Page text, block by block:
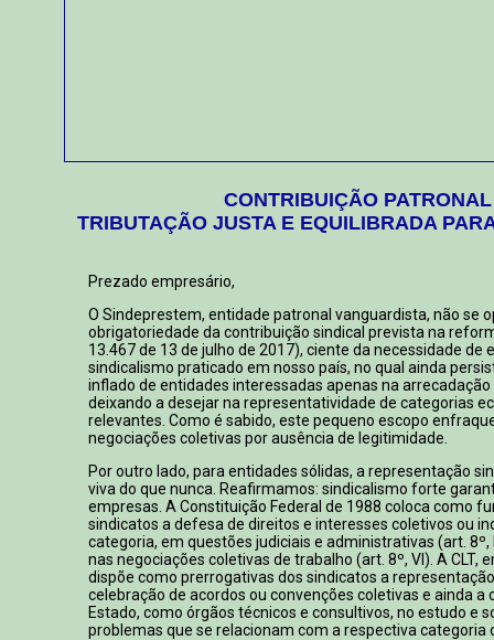
CONTRIBUIÇÃO PATRONAL
TRIBUTAÇÃO JUSTA E EQUILIBRADA
Prezado empresário,
O Sindeprestem, entidade patronal vanguardista, não se
obrigatoriedade da contribuição sindical prevista na
13.467 de 13 de julho de 2017), ciente da necessidade de
sindicalismo praticado em nosso país, no qual ainda
inflado de entidades interessadas apenas na arrecadação
deixando a desejar na representatividade de categorias
relevantes. Como é sabido, este pequeno escopo
negociações coletivas por ausência de legitimidade.
Por outro lado, para entidades sólidas, a representação
viva do que nunca. Reafirmamos: sindicalismo forte
empresas. A Constituição Federal de 1988 coloca como
sindicatos a defesa de direitos e interesses coletivos ou
categoria, em questões judiciais e administrativas (art. 8º,
nas negociações coletivas de trabalho (art. 8º, VI). A CLT,
dispõe como prerrogativas dos sindicatos a
celebração de acordos ou convenções coletivas e ainda a
Estado, como órgãos técnicos e consultivos, no estudo e
problemas que se relacionam com a respectiva categoria